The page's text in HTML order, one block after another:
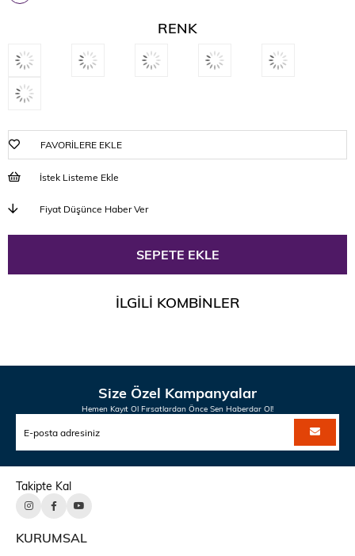
RENK
FAVORILERE EKLE
İstek Listeme Ekle
Fiyat Düşünce Haber Ver
İLGILI KOMBINLER
Size Özel Kampanyalar
Hemen Kayıt Ol Fırsatlardan Önce Sen Haberdar Ol!
Takipte Kal
KURUMSAL